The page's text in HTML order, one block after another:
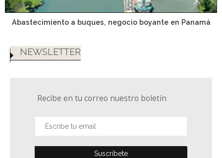
Abastecimiento a buques, negocio boyante en Panamá
NEWSLETTER
Recibe en tu correo nuestro boletín